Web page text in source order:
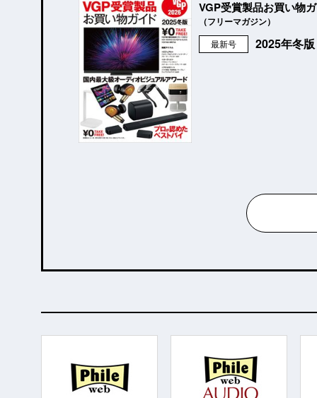
VGP受賞製品お買い物
（フリーマガジン）
最新号 2025年冬